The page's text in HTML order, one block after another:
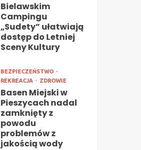
Bielawskim
Campingu
„Sudety” ułatwiają
dostęp do Letniej
Sceny Kultury
BEZPIECZEŃSTWO
REKREACJA
ZDROWIE
Basen Miejski w
Pieszycach nadal
zamknięty z
powodu
problemów z
jakością wody